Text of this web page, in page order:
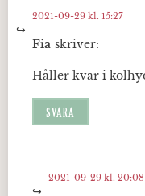
Fia skriver:
2021-09-29 kl. 15:27
Håller kvar i
SVARA
2021-09-29 kl. 20:08